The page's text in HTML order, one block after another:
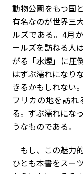
動物公園をもつ国
有名なのが世界三
ルズである。4月
ールズを訪ねる人
がる「水煙」に圧
はずぶ濡れになり
きるかもしれない
フリカの地を訪
る。ずぶ濡れにな
うなものである。
もし、この魅力
ひとも本書をスー